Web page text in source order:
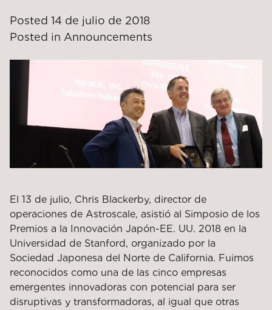
Posted 14 de julio de 2018
Posted in Announcements
El 13 de julio, Chris Blackerby, director de
operaciones de Astroscale, asistió al Simposio de los
Premios a la Innovación Japón-EE. UU. 2018 en la
Universidad de Stanford, organizado por la
Sociedad Japonesa del Norte de California. Fuimos
reconocidos como una de las cinco empresas
emergentes innovadoras con potencial para ser
disruptivas y transformadoras, al igual que otras